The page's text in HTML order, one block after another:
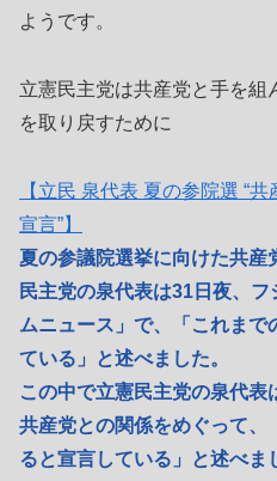
ようです。
立憲民主党は共産党と手を
を取り戻すために
【立民 泉代表 夏の参院選 “
宣言”】
夏の参議院選挙に向けた共産
民主党の泉代表は31日夜、
ムニュース」で、「これまで
ている」と述べました。
この中で立憲民主党の泉代
共産党との関係をめぐって、
ると宣言している」と述べま